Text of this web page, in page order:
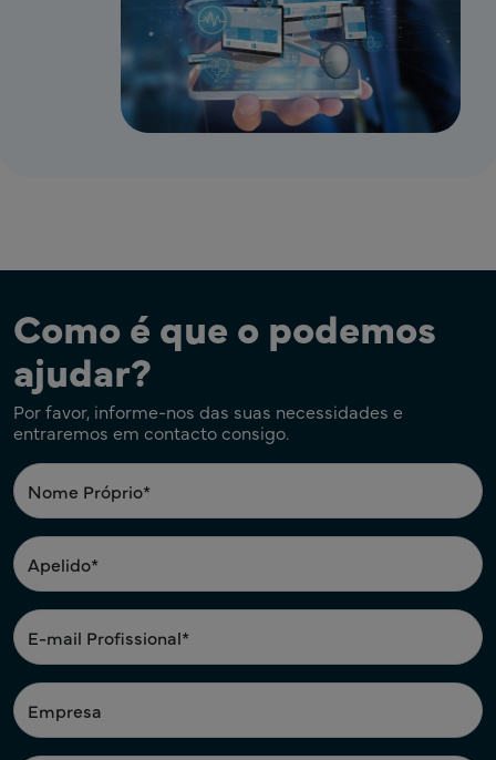
Como é que o podemos
ajudar?
Por favor, informe-nos das suas necessidades e
entraremos em contacto consigo.